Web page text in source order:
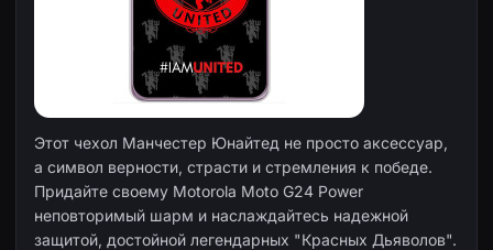
Этот чехол Манчестер Юнайтед не просто аксессуар,
а символ верности, страсти и стремления к победе.
Придайте своему Motorola Moto G24 Power
неповторимый шарм и наслаждайтесь надежной
защитой, достойной легендарных "Красных Дьяволов".